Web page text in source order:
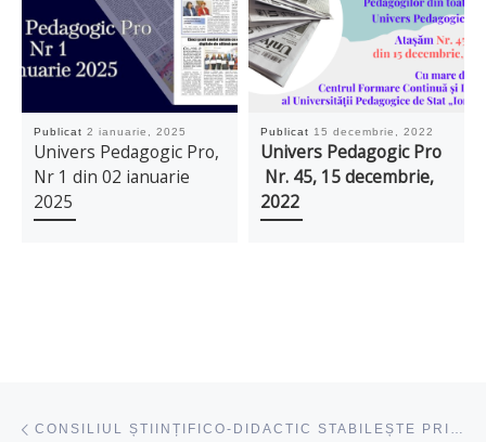
Publicat2 ianuarie, 2025
Univers Pedagogic Pro,
Nr 1 din 02 ianuarie
2025
Publicat 15 decembrie, 2022
Univers Pedagogic Pro
Nr. 45, 15 decembrie,
2022
CONSILIUL ȘTIINȚIFICO-DIDACTIC STABILEȘTE PRIORITĂȚILE PENTRU PERIOADA URMĂTOARE